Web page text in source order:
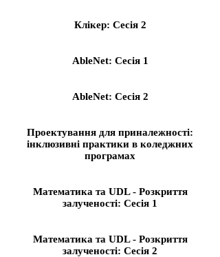
Клікер: Сесія 2
AbleNet: Сесія 1
AbleNet: Сесія 2
Проектування для приналежності:
інклюзивні практики в коледжних
програмах
Математика та UDL - Розкриття
залученості: Сесія 1
Математика та UDL - Розкриття
залученості: Сесія 2